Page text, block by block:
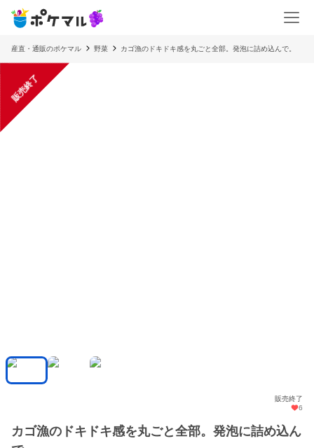
産直・通販のポケマル 野菜 カゴ漁のドキドキ感を丸ごと全部。発泡に詰め込んで。
販売終了
販売終了
6
カゴ漁のドキドキ感を丸ごと全部。発泡に詰め込ん